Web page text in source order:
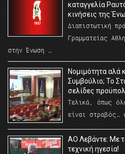
καταγγελία
κινήσεις της
Διαπιστωτική
Γραμματείας
στην Ένωση …
Νομιμότητα αλά
Συμβούλιο; Το
σελίδες
Τελικά, όπως
είναι στραβός…
ΑΟ Λεβάντε: Με
τεχνική ηγεσία!